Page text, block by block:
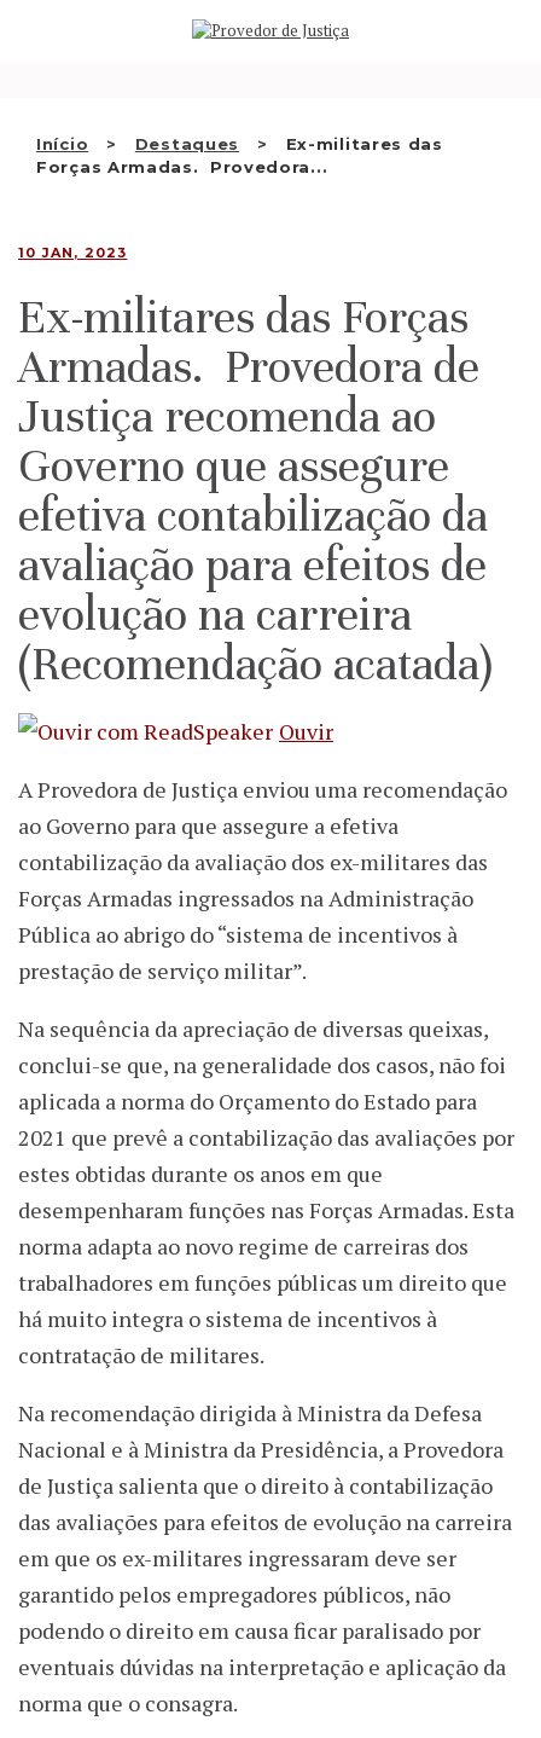
Início Destaques
Ex-militares das
Forças Armadas. Provedora...
QUEM SOMOS
RECOMENDAÇÕES E OUTRAS
DECISÕES
PT
10 JAN, 2023
Ex-militares das Forças
Armadas. Provedora de
Justiça recomenda ao
Governo que assegure
efetiva contabilização da
avaliação para efeitos de
evolução na carreira
(Recomendação acatada)
Ouvir
A Provedora de Justiça enviou uma recomendação
ao Governo para que assegure a efetiva
contabilização da avaliação dos ex-militares das
Forças Armadas ingressados na Administração
Pública ao abrigo do “sistema de incentivos à
prestação de serviço militar”.
Na sequência da apreciação de diversas queixas,
conclui-se que, na generalidade dos casos, não foi
aplicada a norma do Orçamento do Estado para
2021 que prevê a contabilização das avaliações por
estes obtidas durante os anos em que
desempenharam funções nas Forças Armadas. Esta
norma adapta ao novo regime de carreiras dos
trabalhadores em funções públicas um direito que
há muito integra o sistema de incentivos à
contratação de militares.
Na recomendação dirigida à Ministra da Defesa
Nacional e à Ministra da Presidência, a Provedora
de Justiça salienta que o direito à contabilização
das avaliações para efeitos de evolução na carreira
em que os ex-militares ingressaram deve ser
garantido pelos empregadores públicos, não
podendo o direito em causa ficar paralisado por
eventuais dúvidas na interpretação e aplicação da
norma que o consagra.